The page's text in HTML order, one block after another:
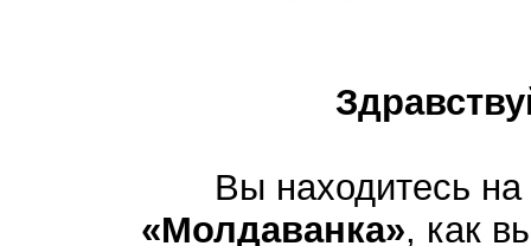
Вы находитесь
«Молдаванка», как